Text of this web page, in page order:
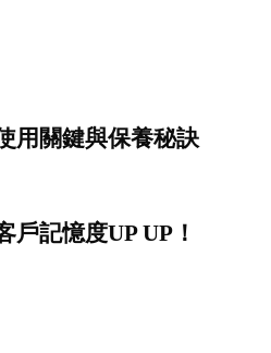
用關鍵與保養秘訣
記憶度UP UP！